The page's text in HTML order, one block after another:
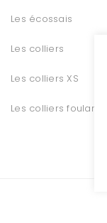
Les écossais
Les colliers
Les colliers XS
Les colliers foulards